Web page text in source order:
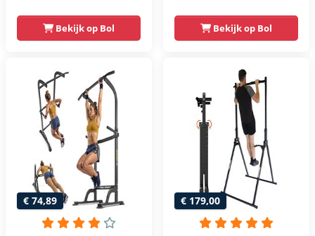
- Dip Station - Pull
Up Bar -
Krachtstation -
Power Rack -
Verstelbaar -
Krachttraining
Bekijk op Bol
vrijstaand | dip
barren rugtrainer |
krachtstation
krachttoren |
fitnessstation |
power rack voor
thuis gym |
krachttraining voor
thuis
Bekijk op Bol
€ 74,89 € 179,00